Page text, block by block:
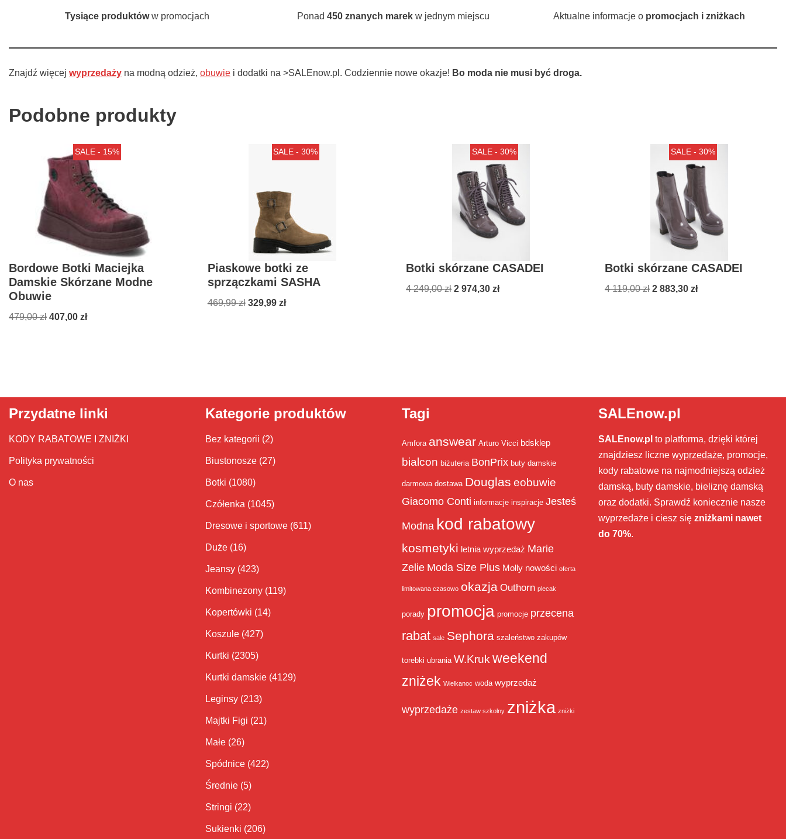
Tysiące produktóww promocjach Ponad 450 znanych marekw jednym miejscu Aktualne informacje o promocjach i zniżkach
Znajdź więcej wyprzedaży na modną odzież, obuwie i dodatki na >SALEnow.pl. Codziennie nowe okazje! Bo moda nie musi być droga.
Podobne produkty
SALE - 15%
Bordowe Botki Maciejka
Damskie Skórzane Modne
Obuwie
479,00zł 407,00 zł
SALE - 30%
Piaskowe botki ze
sprzączkami SASHA
469,99zł 329,99 zł
SALE - 30%
Botki skórzane CASADEI
4 249,00zł 2 974,30zł
SALE - 30%
Botki skórzane CASADEI
4 119,00zł 2 883,30 zł
Przydatne linki
KODY RABATOWE I ZNIŻKI
Polityka prywatności
O nas
Kategorie produktów
Bez kategorii (2)
Biustonosze (27)
Botki (1080)
Czółenka (1045)
Dresowe i sportowe (611)
Duże (16)
Jeansy (423)
Kombinezony (119)
Kopertówki (14)
Koszule (427)
Kurtki (2305)
Kurtki damskie (4129)
Leginsy (213)
Majtki Figi (21)
Małe (26)
Spódnice (422)
Średnie (5)
Stringi (22)
Sukienki (206)
Tagi
Amfora answear Arturo Vicci bdsklep
bialcon biżuteria BonPrix buty damskie
darmowa dostawa Douglas eobuwie
Giacomo Conti informacje inspiracje Jesteś
Modna kod rabatowy
kosmetyki letnia wyprzedaż Marie
Zelie Moda Size Plus Molly nowości oferta
limitowana czasowo okazja Outhorn plecak
porady promocja promocje przecena
rabat sale Sephora szaleństwo zakupów
torebki ubrania W.Kruk weekend
zniżek Wielkanoc woda wyprzedaż
wyprzedaże zestaw szkolny zniżka zniżki
SALEnow.pl
SALEnow.pl to platforma, dzięki której
znajdziesz liczne wyprzedaże, promocje,
kody rabatowe na najmodniejszą odzież
damską, buty damskie, bieliznę damską
oraz dodatki. Sprawdź koniecznie nasze
wyprzedaże i ciesz się zniżkami nawet
do 70%.